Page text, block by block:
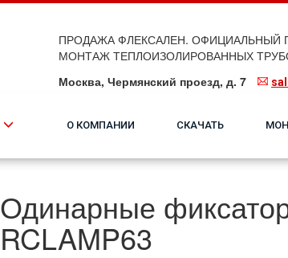
ПРОДАЖА ФЛЕКСАЛЕН. ОФИЦИАЛЬНЫЙ
МОНТАЖ ТЕПЛОИЗОЛИРОВАННЫХ
Москва, Чермянский проезд, д. 7
О КОМПАНИИ СКАЧАТЬ
Одинарные
RCLAMP63